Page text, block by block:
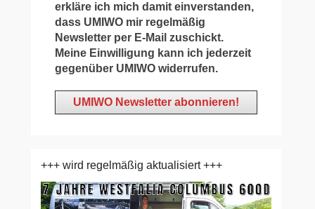
erkläre ich mich damit einverstanden,
dass UMIWO mir regelmäßig
Newsletter per E-Mail zuschickt.
Meine Einwilligung kann ich jederzeit
gegenüber UMIWO widerrufen.
+++ wird regelmäßig aktualisiert +++